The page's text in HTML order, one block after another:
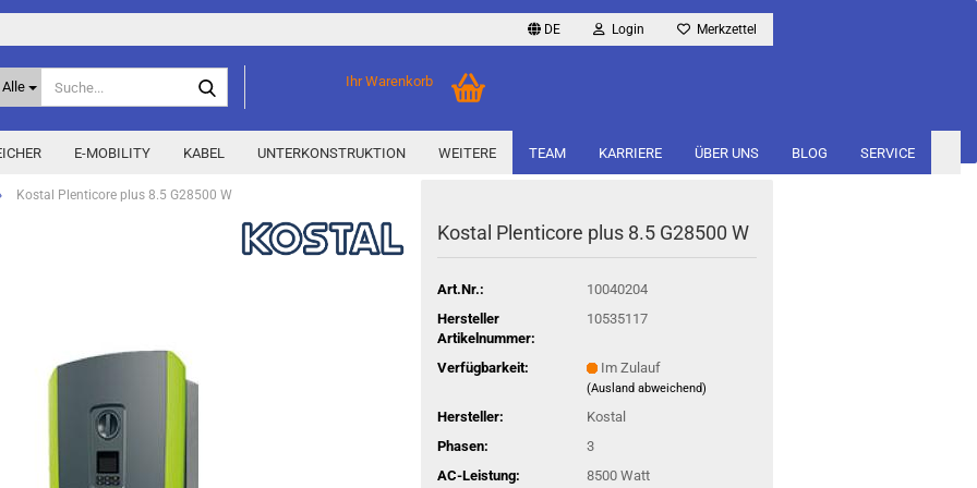
DE Login Merkzettel
Alle Ihr Warenkorb
E-MOBILITY KABEL UNTERKONSTRUKTION TEAM KARRIERE ÜBER UNS BLOG SERVICE
WEITERE
Kostal Plenticore plus 8.5 G28500 W
Kos­tal Ple­nti­co­re plus 8.5 G28500 W
Art.Nr.:
10040204
Hersteller
Artikelnummer:
10535117
Verfügbarkeit: Im Zulauf
(Ausland abweichend)
Hersteller:
Kostal
Phasen:
3
AC-Leistung:
8500 Watt